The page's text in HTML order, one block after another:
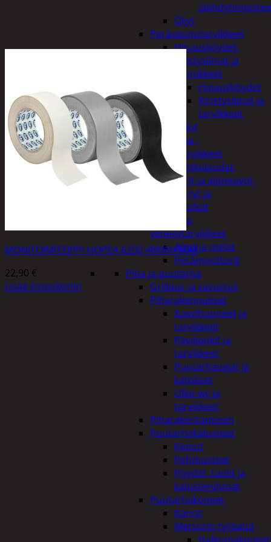
Öljyt
Perävaunutarvikkeet
Hinausköydet,
kiristysliinat ja
kiinnikkeet
Hinausköydet
Kiristysliinat ja
tarvikkeet
Valot
Rengas ja -
vannetarvikkeet
Sähköpotkulaudat,
skootterit ja ajoneuvot
Tukkikärryt ja
juontopulkat
Veneet ja
veneilytarvikkeet
Airot ja melat
Perämoottorit
Piha ja puutarha
Grillaus ja savustus
Piharakennukset
Kasvihuoneet ja
tarvikkeet
Paviljonkit ja
tarvikkeet
Puutarhavajat ja
katokset
Ulko-wc ja
tarvikkeet
Piharakentaminen
Puutarhakalusteet
Keinut
Pehmusteet
Pöydät, tuolit ja
kalusteryhmät
Puutarhakoneet
Kärryt
Metsurin työkalut
MONITOIMITEIPPI HOPEA 6200 48MM×50M
22,90 €
Lisää ostoskoriin